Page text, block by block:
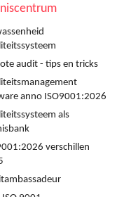
audit - tips en tricks
anno ISO9001:2026
als
verschillen